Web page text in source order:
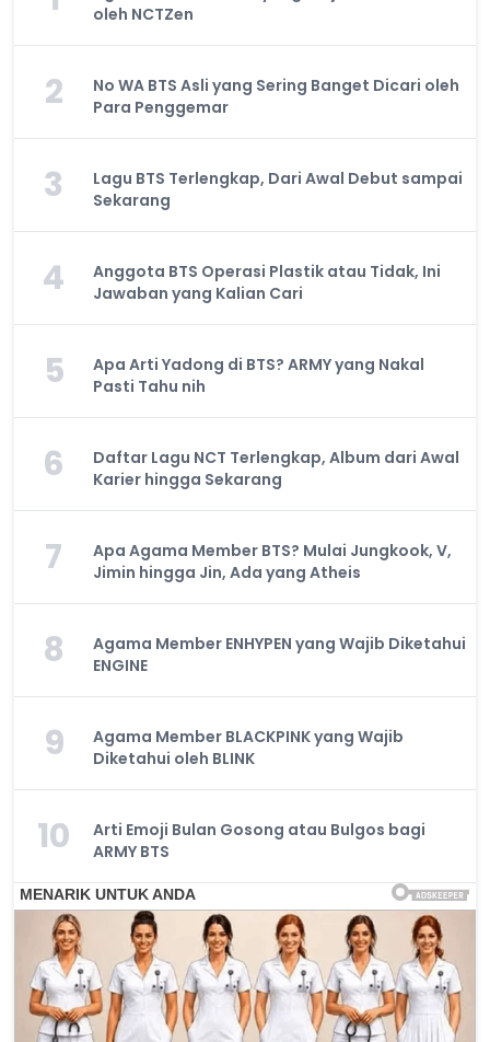
oleh NCTZen
2
No WA BTS Asli yang Sering Banget Dicari oleh
Para Penggemar
3
Lagu BTS Terlengkap, Dari Awal Debut sampai
Sekarang
4
Anggota BTS Operasi Plastik atau Tidak, Ini
Jawaban yang Kalian Cari
5
Apa Arti Yadong di BTS? ARMY yang Nakal
Pasti Tahu nih
6
Daftar Lagu NCT Terlengkap, Album dari Awal
Karier hingga Sekarang
7
Apa Agama Member BTS? Mulai Jungkook, V,
Jimin hingga Jin, Ada yang Atheis
8
Agama Member ENHYPEN yang Wajib Diketahui
ENGINE
9
Agama Member BLACKPINK yang Wajib
Diketahui oleh BLINK
10
Arti Emoji Bulan Gosong atau Bulgos bagi
ARMY BTS